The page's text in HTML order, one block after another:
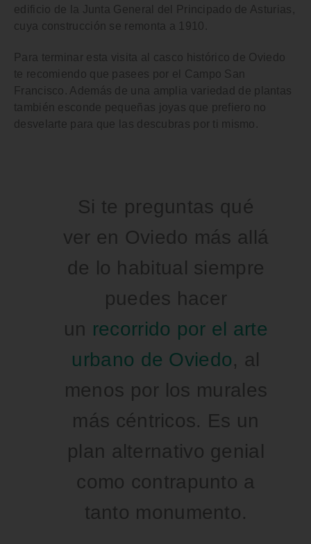
edificio de la Junta General del Principado de Asturias ,
cuya construcción se remonta a 1910.
Para terminar esta visita al casco histórico de Oviedo
te recomiendo que pasees por el Campo San
Francisco . Además de una amplia variedad de plantas
también esconde pequeñas joyas que prefiero no
desvelarte para que las descubras por ti mismo.
Si te preguntas qué
ver en Oviedo más allá
de lo habitual siempre
puedes hacer
un recorrido por el arte
urbano de Oviedo, al
menos por los murales
más céntricos. Es un
plan alternativo genial
como contrapunto a
tanto monumento.